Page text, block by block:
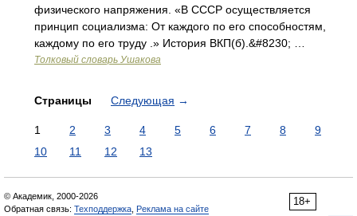
физического напряжения. «В СССР осуществляется
принцип социализма: От каждого по его способностям,
каждому по его труду .» История ВКП(б).&#8230; …
Толковый словарь Ушакова
Страницы Следующая →
1 2 3 4 5 6 7 8
9
10
11 12 13
18+
© Академик, 2000-2026
Обратная связь: Техподдержка Реклама на сайте